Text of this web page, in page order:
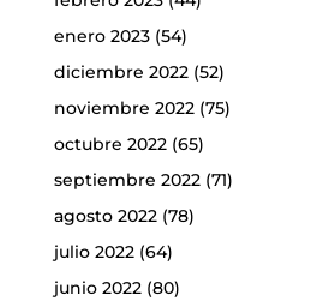
enero 2023(54)
diciembre 2022(52)
noviembre 2022(75)
octubre 2022(65)
septiembre 2022(71)
agosto 2022(78)
julio 2022(64)
junio 2022(80)